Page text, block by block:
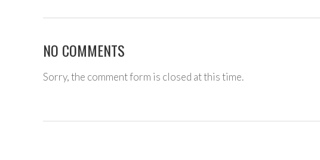
NO COMMENTS
Sorry, the comment form is closed at this time.